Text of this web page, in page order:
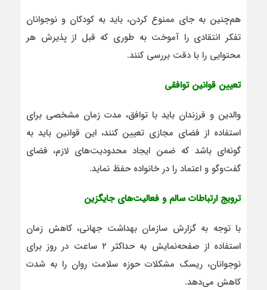
هم‌چنین به جای ممنوع کردن، باید به کودکان و نوجوانان
تفکر انتقادی را آموخت به طوری که قبل از پذیرش هر
محتوایی را با دقت بررسی کنند.
تعیین قوانین توافقی
والدین و فرزندان باید با توافق، مدت زمان مشخصی برای
استفاده از فضای مجازی تعیین کنند، این قوانین باید به
گونه‌ای باشد که ضمن ایجاد محدودیت‌های لازم، فضای
گفت‌وگو و اعتماد را در خانواده حفظ نماید.
ترویج ارتباطات سالم و فعالیت‌های جایگزین
با توجه به گزارش سازمان بهداشت جهانی، کاهش زمان
استفاده از صفحه‌نمایش به حداکثر ۲ ساعت در روز برای
نوجوانان، ریسک مشکلات حوزه سلامت روان را به شدت
کاهش می‌دهد.